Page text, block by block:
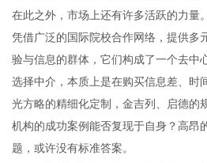
在此之外，市场上还有许多活跃的力量
凭借广泛的国际院校合作网络，提供多
验与信息的群体，它们构成了一个去中
选择中介，本质上是在购买信息差、时
光方略的精细化定制，金吉列、启德的
机构的成功案例能否复现于自身？高昂
题，或许没有标准答案。